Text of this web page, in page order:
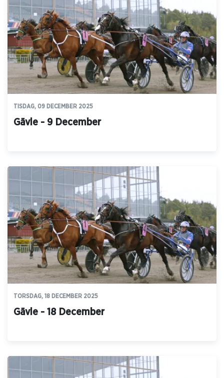
TISDAG, 09 DECEMBER 2025
Gävle - 9 December
TORSDAG, 18 DECEMBER 2025
Gävle - 18 December